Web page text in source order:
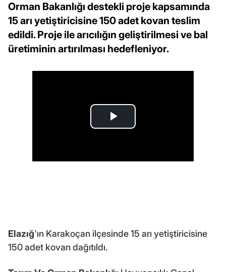
Orman Bakanlığı destekli proje kapsamında
15 arı yetiştiricisine 150 adet kovan teslim
edildi. Proje ile arıcılığın geliştirilmesi ve bal
üretiminin artırılması hedefleniyor.
Elazığ'ın Karakoçan ilçesinde 15 arı yetiştiricisine
150 adet kovan dağıtıldı.